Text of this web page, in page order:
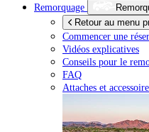
Remorquage
Retour au menu
Commencer une
Vidéos explicatives
Conseils pour le
FAQ
Attaches et